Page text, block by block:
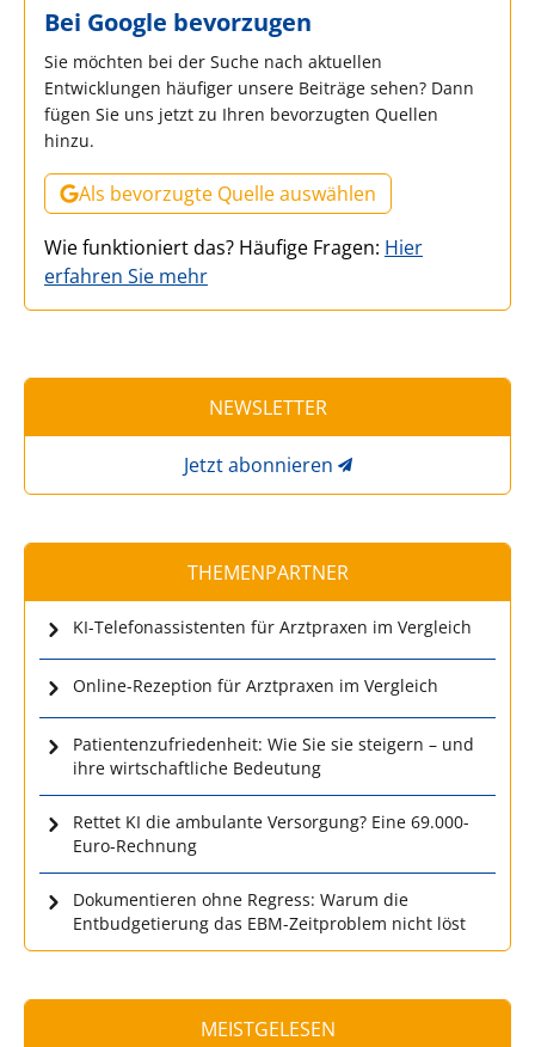
Bei Google bevorzugen
Sie möchten bei der Suche nach aktuellen
Entwicklungen häufiger unsere Beiträge sehen? Dann
fügen Sie uns jetzt zu Ihren bevorzugten Quellen
hinzu.
Als bevorzugte Quelle auswählen
Wie funktioniert das? Häufige Fragen: Hier
erfahren Sie mehr
NEWSLETTER
Jetzt abonnieren
THEMENPARTNER
KI-Telefonassistenten für Arztpraxen im Vergleich
Online-Rezeption für Arztpraxen im Vergleich
Patientenzufriedenheit: Wie Sie sie steigern – und
ihre wirtschaftliche Bedeutung
Rettet KI die ambulante Versorgung? Eine 69.000-
Euro-Rechnung
Dokumentieren ohne Regress: Warum die
Entbudgetierung das EBM-Zeitproblem nicht löst
MEISTGELESEN